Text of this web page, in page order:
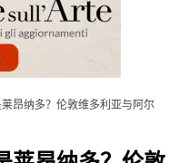
昂纳多？伦敦维多利亚与阿尔